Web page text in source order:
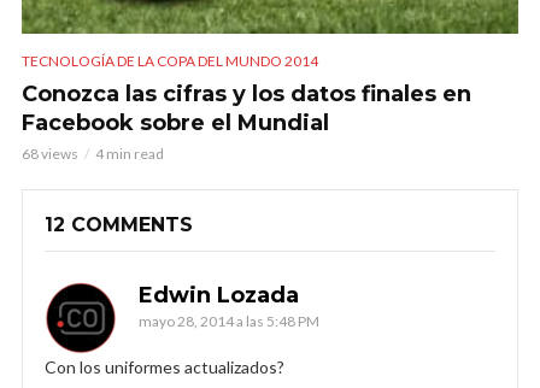
TECNOLOGÍA DE LA COPA DEL MUNDO 2014
Conozca las cifras y los datos finales en
Facebook sobre el Mundial
68 views 4 min read
12 COMMENTS
Edwin Lozada
mayo 28, 2014 a las 5:48 PM
Con los uniformes actualizados?